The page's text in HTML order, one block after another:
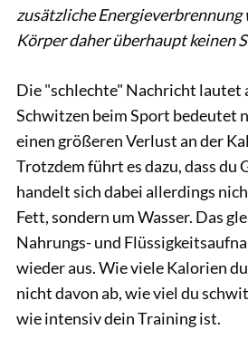
zusätzliche Energieverbrennung
Körper daher überhaupt keinen
Die "schlechte" Nachricht lautet
Schwitzen beim Sport bedeutet
einen größeren Verlust an der
Trotzdem führt es dazu, dass du
handelt sich dabei allerdings
Fett, sondern um Wasser. Das
Nahrungs- und
wieder aus. Wie viele Kalorien
nicht davon ab, wie viel du
wie intensiv dein Training ist.